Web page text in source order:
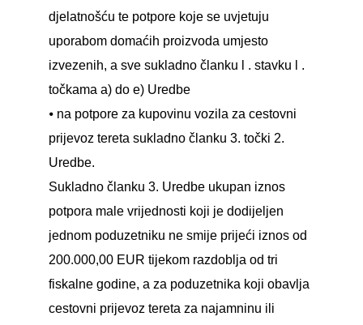
djelatnošću te potpore koje se uvjetuju
uporabom domaćih proizvoda umjesto
izvezenih, a sve sukladno članku l . stavku l .
točkama a) do e) Uredbe
⦁ na potpore za kupovinu vozila za cestovni
prijevoz tereta sukladno članku 3. točki 2.
Uredbe.
Sukladno članku 3. Uredbe ukupan iznos
potpora male vrijednosti koji je dodijeljen
jednom poduzetniku ne smije prijeći iznos od
200.000,00 EUR tijekom razdoblja od tri
fiskalne godine, a za poduzetnika koji obavlja
cestovni prijevoz tereta za najamninu ili